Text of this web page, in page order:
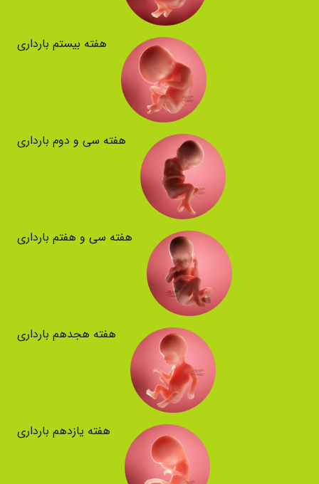
هفته بیستم بارداری
هفته سی و دوم بارداری
هفته سی و هفتم بارداری
هفته هجدهم بارداری
هفته یازدهم بارداری